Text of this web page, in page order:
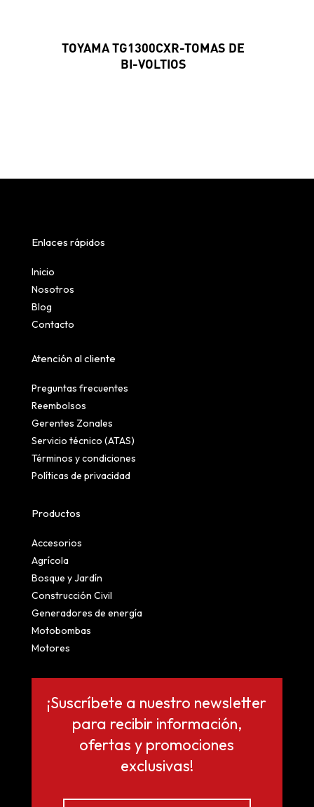
TOYAMA TG1300CXR-TOMAS DE
BI-VOLTIOS
Enlaces rápidos
Inicio
Nosotros
Blog
Contacto
Atención al cliente
Preguntas frecuentes
Reembolsos
Gerentes Zonales
Servicio técnico (ATAS)
Términos y condiciones
Políticas de privacidad
Productos
Accesorios
Agrícola
Bosque y Jardín
Construcción Civil
Generadores de energía
Motobombas
Motores
¡Suscríbete a nuestro newsletter
para recibir información,
ofertas y promociones
exclusivas!